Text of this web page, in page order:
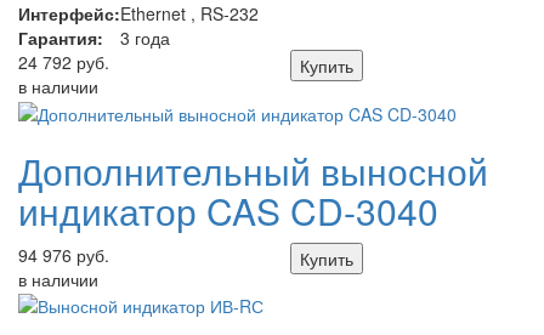
Интерфейс:Ethernet , RS-232
Гарантия:
3 года
24 792 руб.
в наличии
Купить
Дополнительный выносной
индикатор CAS CD-3040
94 976 руб.
в наличии
Купить